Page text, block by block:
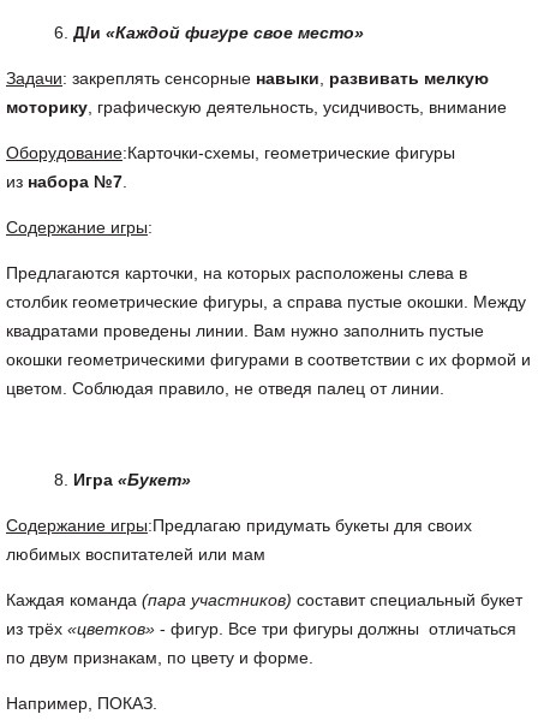
Д/и «Каждой фигуре свое место»
Задачи: закреплять сенсорные навыки
развивать мелкую
моторику , графическую деятельность, усидчивость, внимание
Оборудование:Карточки-схемы, геометрические фигуры
из набора №7
Содержание игры:
Предлагаются карточки, на которых расположены слева в
столбик геометрические фигуры, а справа пустые окошки. Между
квадратами проведены линии. Вам нужно заполнить пустые
окошки геометрическими фигурами в соответствии с их формой и
цветом. Соблюдая правило, не отведя палец от линии.
Игра «Букет»
Содержание игры:Предлагаю придумать букеты для своих
любимых воспитателей или мам
Каждая команда (пара участников) составит специальный букет
из трёх «цветков» - фигур. Все три фигуры должны отличаться
по двум признакам, по цвету и форме.
Например, ПОКАЗ.